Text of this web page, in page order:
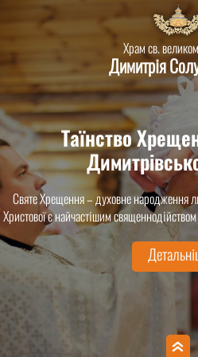
Храм св.
Димитрія
Таїнство
Святе Хрещення – духовне народження
Христової є найчастішим